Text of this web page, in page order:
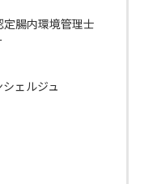
腸内環境管理士
ェルジュ